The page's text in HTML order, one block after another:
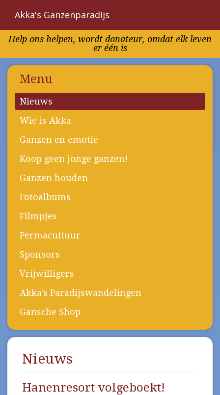
Overslaan
inhoud
Akka's Ganzenparadijs
Help ons helpen, wordt donateur, omdat elk leven
er één is
Menu
Nieuws
Wie is Akka
Ganzen en emotie
Koop geen jonge ganzen!
Ganzen houden
Fotoalbums
Filmpjes
Permacultuur
Sponsors
Vrijwilligers
Akka's Paradijswandelingen
Gansche Shop
Nieuws
Hanenresort volgeboekt!